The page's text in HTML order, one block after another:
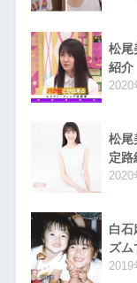
松尾
紹介
2020
松尾
定路
2020
白石
ズ
2019